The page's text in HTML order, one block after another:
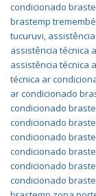
condicionado
brastemp tremembé
tucuruvi,
assistência técnica
assistência técnica
técnica ar
ar condicionado
condicionado
condicionado
condicionado
condicionado
condicionado
condicionado